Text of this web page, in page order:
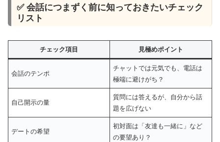
✅ 会話につまずく前に知っておきたいチェック
リスト
チェック項目 見極めポイント
会話のテンポ
チャットでは元気でも、電話は
極端に避けがち？
自己開示の量
質問には答えるが、自分から話
題を広げない
デートの希望
初対面は「友達も一緒に」など
の要望あり？